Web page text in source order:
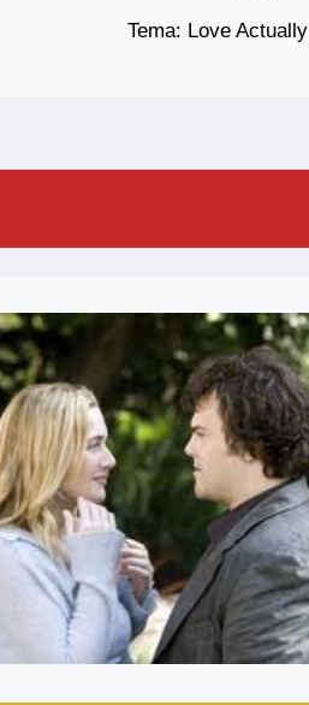
Tema: Love Actually